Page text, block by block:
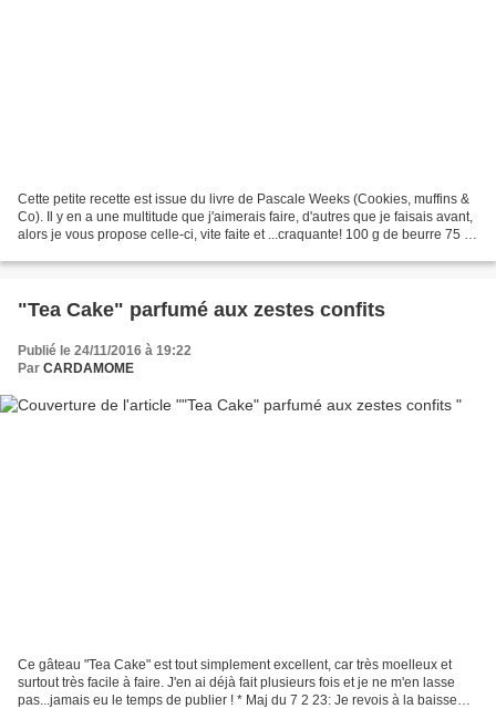
Cette petite recette est issue du livre de Pascale Weeks (Cookies, muffins &
Co). Il y en a une multitude que j'aimerais faire, d'autres que je faisais avant,
alors je vous propose celle-ci, vite faite et ...craquante! 100 g de beurre 75 g
"Tea Cake" parfumé aux zestes confits
Publié le 24/11/2016 à 19:22
Par CARDAMOME
Ce gâteau "Tea Cake" est tout simplement excellent, car très moelleux et
surtout très facile à faire. J'en ai déjà fait plusieurs fois et je ne m'en lasse
pas...jamais eu le temps de publier ! * Maj du 7 2 23: Je revois à la baisse